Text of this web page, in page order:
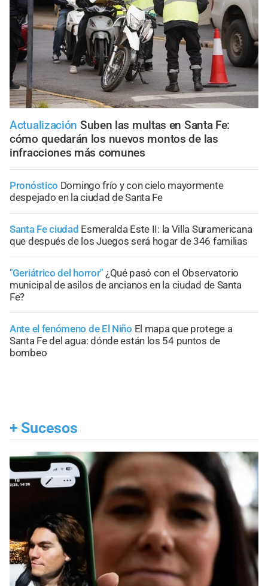
Actualización Suben las multas en Santa Fe:
cómo quedarán los nuevos montos de las
infracciones más comunes
Pronóstico Domingo frío y con cielo mayormente
despejado en la ciudad de Santa Fe
Santa Fe ciudad Esmeralda Este II: la Villa Suramericana
que después de los Juegos será hogar de 346 familias
"Geriátrico del horror" ¿Qué pasó con el Observatorio
municipal de asilos de ancianos en la ciudad de Santa
Fe?
Ante el fenómeno de El Niño El mapa que protege a
Santa Fe del agua: dónde están los 54 puntos de
bombeo
+ Sucesos